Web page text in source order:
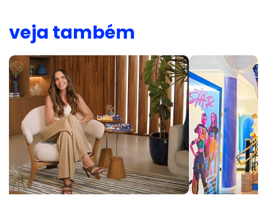
veja também